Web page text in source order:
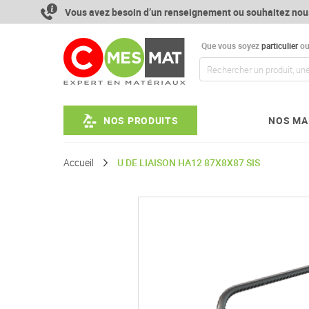
contenu
Vous avez besoin d’un renseignement ou souhaitez
Que vous soyezparticulierou
NOS PRODUITS NOS
Accueil U DE LIAISON HA12 87X8X87 SIS